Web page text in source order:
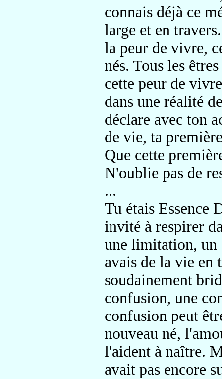
connais déjà ce
large et en
la peur de vivre,
nés. Tous les
cette peur de
dans une réalité
déclare avec ton
de vie, ta
Que cette
N'oublie pas de
...
Tu étais Essence
invité à respirer
une limitation, un
avais de la vie en
soudainement
confusion, une
confusion peut
nouveau né,
l'aident à naître.
avait pas encore